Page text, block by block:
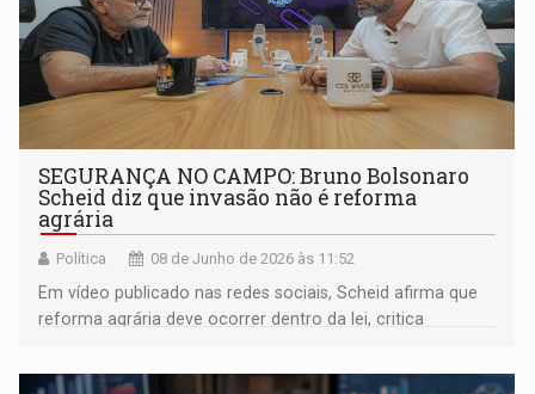
SEGURANÇA NO CAMPO: Bruno Bolsonaro
Scheid diz que invasão não é reforma
agrária
Política 08 de Junho de 2026 às 11:52
Em vídeo publicado nas redes sociais, Scheid afirma que
reforma agrária deve ocorrer dentro da lei, critica
para garantir acesso à terra sem conflitos